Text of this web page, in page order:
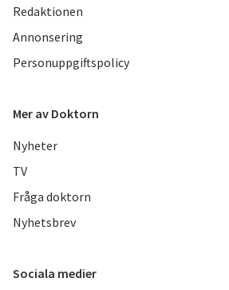
Redaktionen
Annonsering
Personuppgiftspolicy
Mer av Doktorn
Nyheter
TV
Fråga doktorn
Nyhetsbrev
Sociala medier